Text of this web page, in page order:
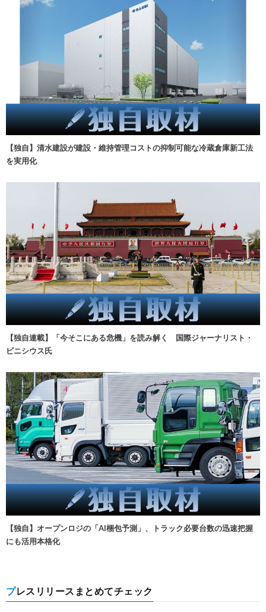
【独自】清水建設が建設・維持管理コストの抑制可能な冷蔵倉庫新工法
を実用化
【独自連載】「今そこにある危機」を読み解く 国際ジャーナリスト・
ビニシウス氏
【独自】オープンロジの「AI梱包予測」、トラック必要台数の迅速把握
にも活用本格化
プレスリリースまとめてチェック